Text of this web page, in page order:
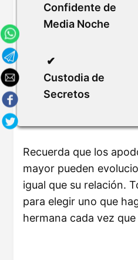
Confidente de
Media Noche
Custodia de
Secretos
Recuerda que los
mayor pueden
igual que su relación.
para elegir uno que
hermana cada vez